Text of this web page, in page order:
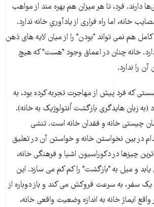
دارند. فرد، تا هر میزان هم بهره مند از مواهب
خانه، اما راه فرارى از یادآورىِ خانه ندارد.
هم نمى تواند "بودن" را از میان لایه هاى ذهن
خانه چنان در اعماق وجود "هست" که هیچ
را ندارد.
که فرد پیش از مهاجرت تجربه کرده بود، به
(به زبان هایدگرى بازگشت اُنتولوژیک به خانه).
چیستى خانه و فقدان خانه است. تنشى
در بین نخواستن خانه و خواستن آن در تعلیق
چیزها در دکوراسیون اشیا و فرهنگى خانه،
و میل به "بازگشت" را کم کم مى سازد. این
سفر، به سرعت فروکش مى کند و باز دوباره از
ایماژ خانه به اندازه وضعیت واقعى خانه،